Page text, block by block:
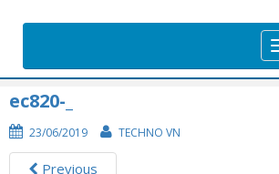
ec820-_
23/06/2019 TECHNO VN
Previous